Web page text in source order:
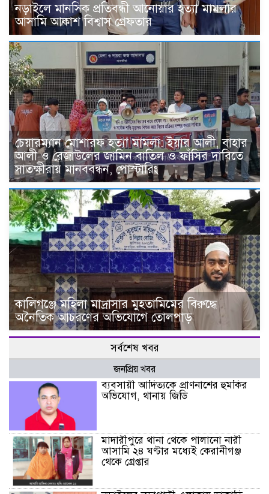
নড়াইলে মানসিক প্রতিবন্ধী আনোয়ার হত্যা মামলার
আসামি আকাশ বিশ্বাস গ্রেফতার
চেয়ারম্যান মোশারফ হত্যা মামলা: ইয়ার আলী, বাহার
আলী ও রেজাউলের জামিন বাতিল ও ফাঁসির দাবিতে
সাতক্ষীরায় মানববন্ধন, পোস্টারিং
কালিগঞ্জে মহিলা মাদ্রাসার মুহতামিমের বিরুদ্ধে
অনৈতিক আচরণের অভিযোগে তোলপাড়
সর্বশেষ খবর
জনপ্রিয় খবর
ব্যবসায়ী আদিত্যকে প্রাণনাশের হুমকির
অভিযোগ, থানায় জিডি
মাদারীপুরে থানা থেকে পালানো নারী
আসামি ২৪ ঘণ্টার মধ্যেই কেরানীগঞ্জ
থেকে গ্রেপ্তার